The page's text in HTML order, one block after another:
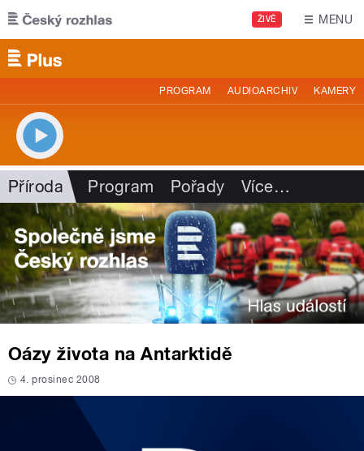
Přejít k hlavnímu obsahu
ŽIVĚ MENU
PROGRAM AUDIOARCHIV KAMERY
Příroda Program Pořady Více…
Oázy života na Antarktidě
4. prosinec 2008